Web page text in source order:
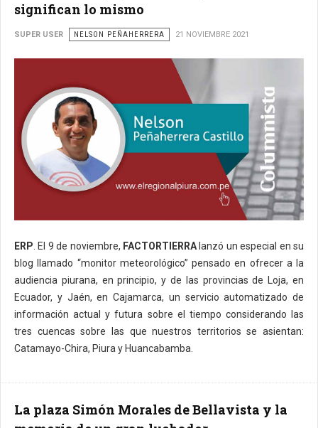
significan lo mismo
SUPER USER NELSON PEÑAHERRERA 21 NOVIEMBRE 2021
ERP . El 9 de noviembre, FACTORTIERRA lanzó un especial en su
blog llamado “monitor meteorológico” pensado en ofrecer a la
audiencia piurana, en principio, y de las provincias de Loja, en
Ecuador, y Jaén, en Cajamarca, un servicio automatizado de
información actual y futura sobre el tiempo considerando las
tres cuencas sobre las que nuestros territorios se asientan:
Catamayo-Chira, Piura y Huancabamba.
La plaza Simón Morales de Bellavista y la